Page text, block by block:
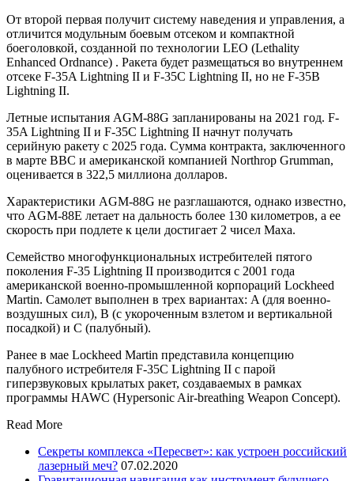
От второй первая получит систему наведения и управления, а
отличится модульным боевым отсеком и компактной
боеголовкой, созданной по технологии LEO (Lethality
Enhanced Ordnance) . Ракета будет размещаться во внутреннем
отсеке F-35A Lightning II и F-35C Lightning II, но не F-35B
Lightning II.
Летные испытания AGM-88G запланированы на 2021 год. F-
35A Lightning II и F-35C Lightning II начнут получать
серийную ракету с 2025 года. Сумма контракта, заключенного
в марте ВВС и американской компанией Northrop Grumman,
оценивается в 322,5 миллиона долларов.
Характеристики AGM-88G не разглашаются, однако известно,
что AGM-88E летает на дальность более 130 километров, а ее
скорость при подлете к цели достигает 2 чисел Маха.
Семейство многофункциональных истребителей пятого
поколения F-35 Lightning II производится с 2001 года
американской военно-промышленной корпораций Lockheed
Martin. Самолет выполнен в трех вариантах: A (для военно-
воздушных сил), B (с укороченным взлетом и вертикальной
посадкой) и C (палубный).
Ранее в мае Lockheed Martin представила концепцию
палубного истребителя F-35C Lightning II с парой
гиперзвуковых крылатых ракет, создаваемых в рамках
программы HAWC (Hypersonic Air-breathing Weapon Concept).
Read More
Секреты комплекса «Пересвет»: как устроен российский
лазерный меч? 07.02.2020